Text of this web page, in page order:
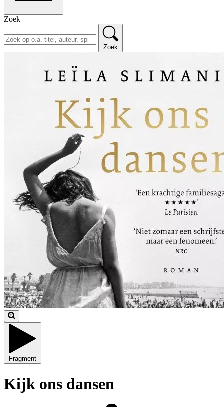
Zoek
Zoek
Fragment
Kijk ons dansen